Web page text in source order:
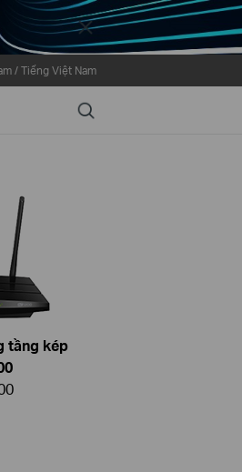
Close
/ Tiếng Việt Nam
Search
tầng kép